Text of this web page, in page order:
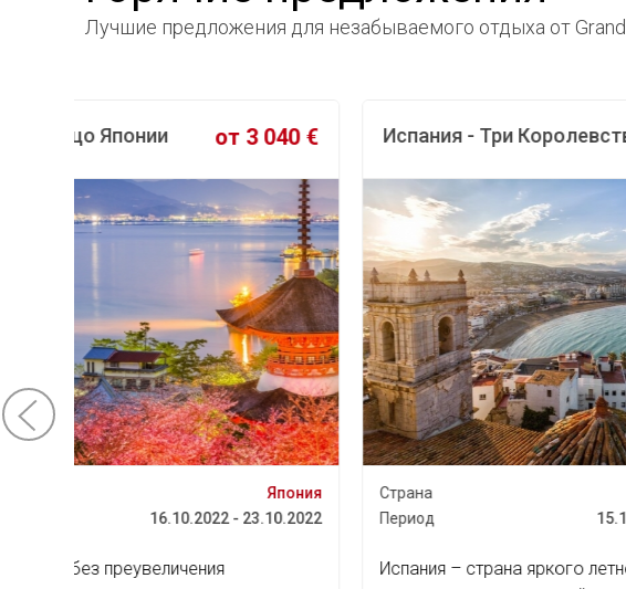
Лучшие предложения для незабываемого отдыха от
Испания - Три Королевства! от 658 €
Испания
15.10.2022 - 22.10.2022
Испания – страна яркого летнего солнца,
Вкус
Армения –